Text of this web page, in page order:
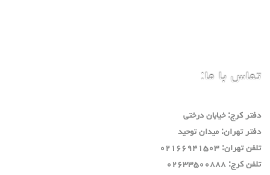
تماس با ما:
دفتر كرج: خيابان درختي
دفتر تهران: ميدان توحيد
تلفن تهران: ٠٢١٦٦٩٤١٥٠٣
تلفن كرج: ٠٢٦٣٣٥٠٠٨٨٨